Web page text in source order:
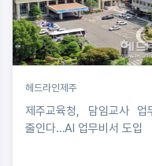
헤드라인제주
제주교육청, 담임교사 업
줄인다…AI 업무비서 도입